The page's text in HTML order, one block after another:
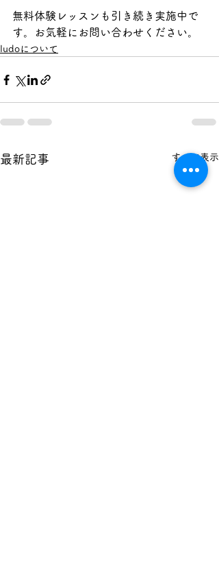
無料体験レッスンも引き続き実施中で
す。お気軽にお問い合わせください。
ludoについて
最新記事 すべて表示